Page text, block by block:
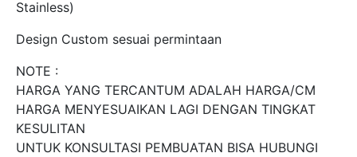
Stainless)
Design Custom sesuai permintaan
NOTE :
HARGA YANG TERCANTUM ADALAH HARGA/CM
HARGA MENYESUAIKAN LAGI DENGAN TINGKAT
KESULITAN
UNTUK KONSULTASI PEMBUATAN BISA HUBUNGI